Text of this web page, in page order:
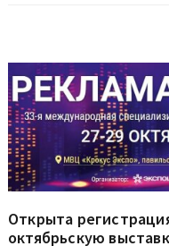
Открыта
октябрьскую